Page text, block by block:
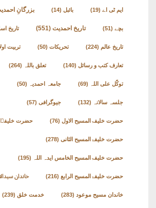
کتب
تعارف
’’پردہ‘‘
(19) بائبل بزرگانِ احمدیت(859)
تاریخ احمدیت(551) تاریخ اسلام(86)
تاریخ عالم(224) تحریکات (50) تربیت اولاد(65)
تعارف کتب و رسائل(140) تعلق باللہ(264) تقویٰ
توکّل علی اللہ (69) جامعہ احمدیہ(50) جانور
جلسہ سالانہ(132) جیوگرافی(57)
حضرت خلیفۃالمسیح الاول(76) حضرت خلیفۃالمسیح
حضرت خلیفۃالمسیح الثانی(278)
حضرت خلیفۃالمسیح الخامس ایدہ اللہ (195)
حضرت خلیفۃالمسیح الرابع(216) خاندان سیدالانبیاء ﷺ(29)
خاندان مسیح موعود(283) خدمت خلق(239)